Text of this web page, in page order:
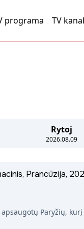
programa TV
Rytoj
2026.08.09
Prancūzija,
Paryžių,